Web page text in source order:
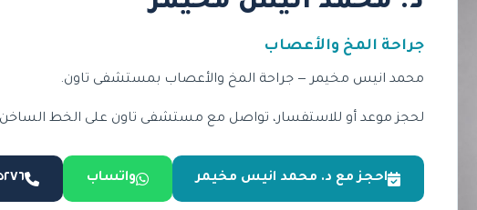
جراحة المخ والأعصاب
محمد انيس مخيمر — جراحة المخ والأعصاب بمستشفى تاون.
لحجز موعد أو للاستفسار، تواصل مع مستشفى تاون على الخط الساخن 15276 أو عبر واتساب.
احجز مع د. محمد انيس مخيمر واتساب